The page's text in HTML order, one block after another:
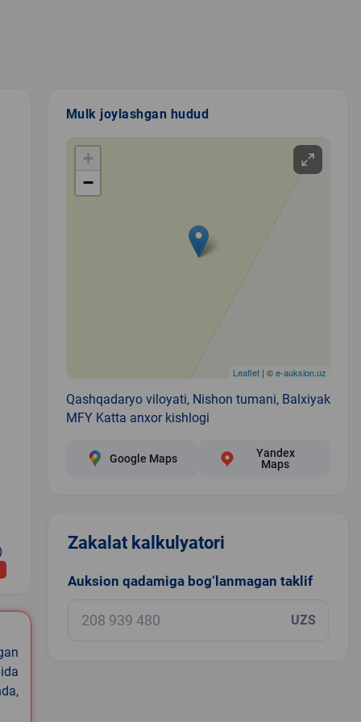
Mulk joylashgan hudud
+
−
Leaflet| ©e-auksion.uz
Qashqadaryo viloyati, Nishon tumani, Balxiyak
MFY Katta anxor kishlogi
Google Maps
Yandex
Maps
Zakalat kalkulyatori
Auksion qadamiga bog‘lanmagan taklif
UZS